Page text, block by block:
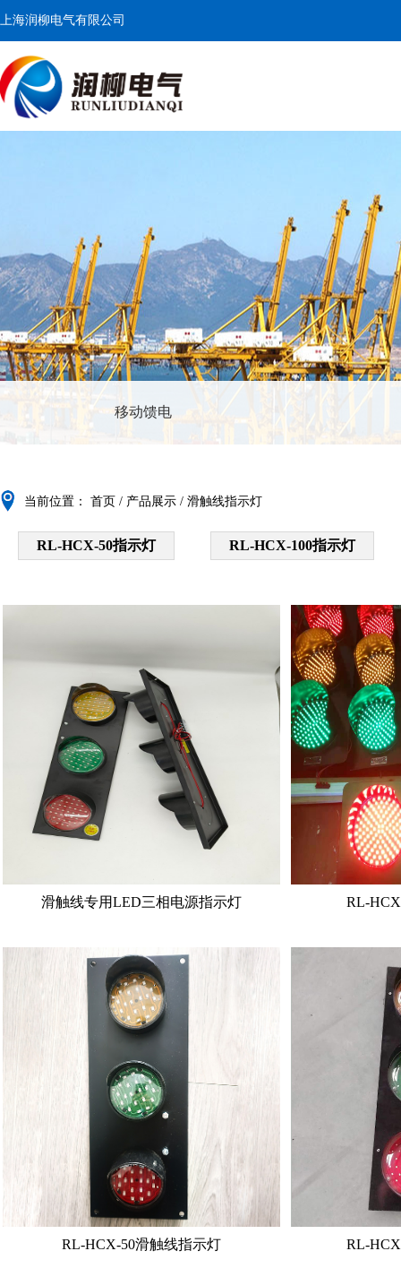
上海润柳电气有限公司
移动馈电
当前位置： 首页 / 产品展示 / 滑触线指示灯
RL-HCX-50指示灯 RL-HCX-100指示灯
滑触线专用LED三相电源指示灯 RL-
RL-HCX-50滑触线指示灯 RL-